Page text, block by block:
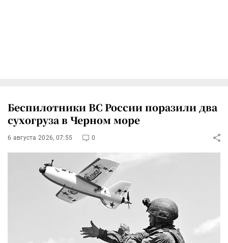
Беспилотники ВС России поразили два
сухогруза в Черном море
6 августа 2026, 07:55 0